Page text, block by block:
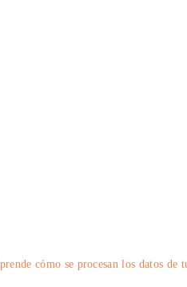
cómo se procesan los datos de